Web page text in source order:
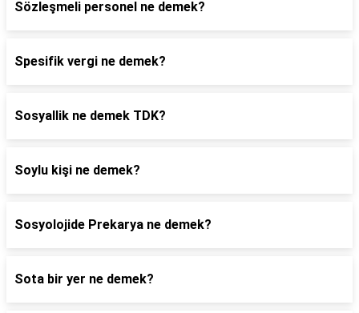
Sözleşmeli personel ne demek?
Spesifik vergi ne demek?
Sosyallik ne demek TDK?
Soylu kişi ne demek?
Sosyolojide Prekarya ne demek?
Sota bir yer ne demek?